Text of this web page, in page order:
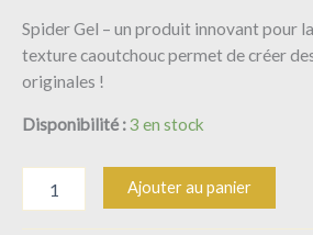
Spider Gel – un produit innovant pour
texture caoutchouc permet de créer
originales !
Disponibilité :3 en stock
Ajouter au panier